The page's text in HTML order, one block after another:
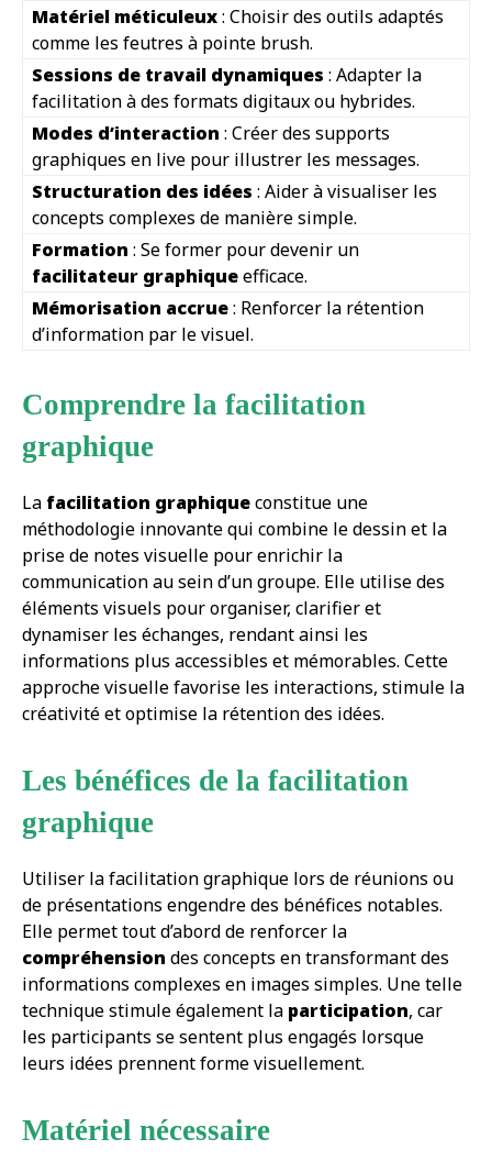
Matériel méticuleux: Choisir des outils adaptés
comme les feutres à pointe brush.
Sessions de travail dynamiques : Adapter la
facilitation à des formats digitaux ou hybrides.
Modes d’interaction : Créer des supports
graphiques en live pour illustrer les messages.
Structuration des idées : Aider à visualiser les
concepts complexes de manière simple.
Formation : Se former pour devenir un
facilitateur graphiqueefficace.
Mémorisation accrue: Renforcer la rétention
d’information par le visuel.
Comprendre la facilitation
graphique
La facilitation graphiqueconstitue une
méthodologie innovante qui combine le dessin et la
prise de notes visuelle pour enrichir la
communication au sein d’un groupe. Elle utilise des
éléments visuels pour organiser, clarifier et
dynamiser les échanges, rendant ainsi les
informations plus accessibles et mémorables. Cette
approche visuelle favorise les interactions, stimule la
créativité et optimise la rétention des idées.
Les bénéfices de la facilitation
graphique
Utiliser la facilitation graphique lors de réunions ou
de présentations engendre des bénéfices notables.
Elle permet tout d’abord de renforcer la
compréhension des concepts en transformant des
informations complexes en images simples. Une telle
technique stimule également la participation, car
les participants se sentent plus engagés lorsque
leurs idées prennent forme visuellement.
Matériel nécessaire